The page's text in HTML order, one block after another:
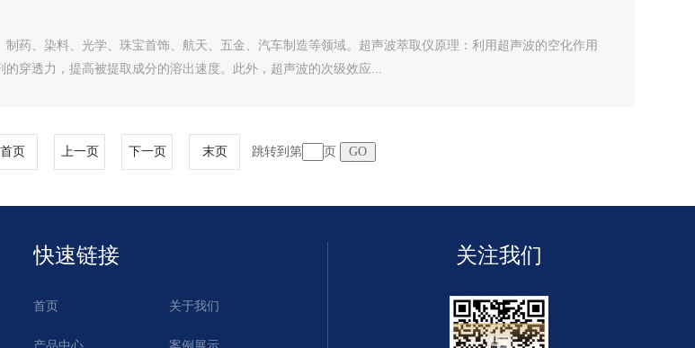
药、染料、光学、珠宝首饰、航天、五金、汽车制造等领域。超声波萃取仪原理：利用超声波的空化作用
穿透力，提高被提取成分的溶出速度。此外，超声波的次级效应...
首页 上一页 下一页 末页 跳转到第 页
快速链接
首页 关于我们
关注我们